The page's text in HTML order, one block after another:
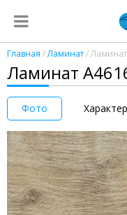
Главная /Ламинат/
Ламинат
Фото